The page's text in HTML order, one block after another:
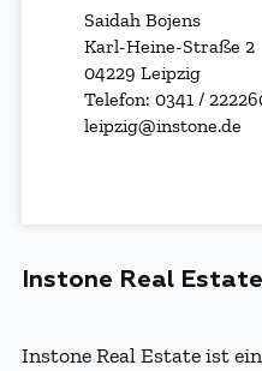
Saidah Bojens
Karl-Heine-Straße 2
04229 Leipzig
Telefon: 0341 /
leipzig@instone.de
Instone Real Estate
Instone Real Estate ist